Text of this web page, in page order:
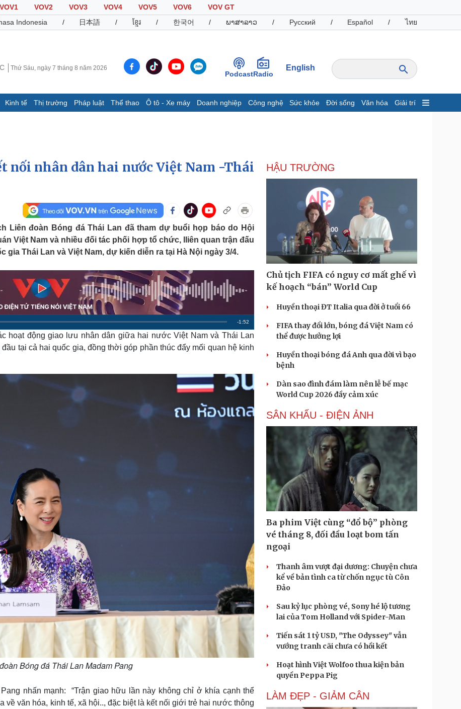
VOV1 VOV2 VOV3 VOV4 VOV5 VOV6
VOV GT
Indonesia / 日本語 / ខ្មែរ / 한국어 / ພາສາລາວ / Русский / Español / ไทย
Thứ Sáu, ngày 7 tháng 8 năm 2026
PodcastRadio
English
Kinh tế Thị trường Pháp luật Thể thao Ô tô - Xe máy Doanh nghiệp Công nghệ Sức khỏe Đời sống Văn hóa Giải trí
Infographic
Chứng khoán
Giá cà phê
Thể thao
Bóng đá
Lịch thi đấu bóng đá
Thế giới thể thao
eSports
Ô tô - Xe máy
Ô tô
Xe máy
Tư vấn
Doanh nghiệp
Thông tin doanh nghiệp
Doanh nghiệp 24h
Doanh nhân
Vì cộng đồng
Công nghệ
Sành điệu
Tin Công nghệ
Trải nghiệm
Chuyển đổi số
Văn hóa
Sân khấu - Điện ảnh
Văn học
Âm nhạc
Di sản
Giải trí
Nghệ sĩ
Thời trang
Sao Việt
Tư vấn
check-in
Podcast
Câu chuyện thời sự
Đọc truyện đêm khuya
Kể chuyện cho bé
Hạt giống tâm hồn
nối nhân dân hai nước Việt Nam -Thái
Liên đoàn Bóng đá Thái Lan đã tham dự buổi họp báo do Hội
Việt Nam và nhiều đối tác phối hợp tổ chức, lliên quan trận đấu
Thái Lan và Việt Nam, dự kiến diễn ra tại Hà Nội ngày 3/4.
R
m
i
-1:52
hoạt động giao lưu nhân dân giữa hai nước Việt Nam và Thái Lan
tại cả hai quốc gia, đồng thời góp phần thúc đẩy mối quan hệ kinh
Bóng đá Thái Lan Madam Pang
nhấn mạnh: “Trận giao hữu lần này không chỉ ở khía cạnh thể
về văn hóa, kinh tế, xã hội.., đặc biệt là kết nối giới trẻ hai nước thông
HẬU TRƯỜNG
Chủ tịch FIFA có nguy cơ mất ghế vì
kế hoạch “bán” World Cup
Huyền thoại ĐT Italia qua đời ở tuổi 66
FIFA thay đổi lớn, bóng đá Việt Nam có
thể được hưởng lợi
Huyền thoại bóng đá Anh qua đời vì bạo
bệnh
Dàn sao đình đám làm nên lễ bế mạc
World Cup 2026 đầy cảm xúc
SÂN KHẤU - ĐIỆN ẢNH
Ba phim Việt cùng “đổ bộ” phòng
vé tháng 8, đối đầu loạt bom tấn
ngoại
Thanh âm vượt đại dương: Chuyện chưa
kể về bản tình ca từ chốn ngục tù Côn
Đảo
Sau kỷ lục phòng vé, Sony hé lộ tương
lai của Tom Holland với Spider-Man
Tiến sát 1 tỷ USD, "The Odyssey" vẫn
vướng tranh cãi chưa có hồi kết
Hoạt hình Việt Wolfoo thua kiện bản
quyền Peppa Pig
LÀM ĐẸP - GIẢM CÂN